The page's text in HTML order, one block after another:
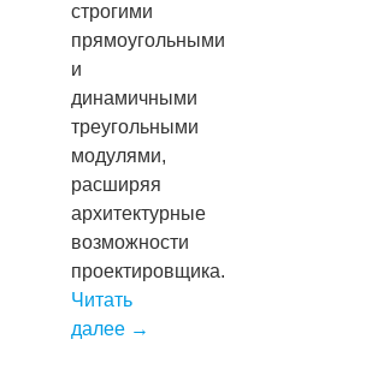
строгими
прямоугольными
и
динамичными
треугольными
модулями,
расширяя
архитектурные
возможности
проектировщика.
Читать
далее →